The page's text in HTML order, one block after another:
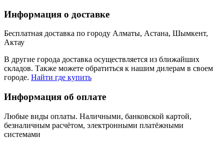
Информация о доставке
Бесплатная доставка по городу Алматы, Астана, Шымкент,
Актау
В другие города доставка осуществляется из ближайших
складов. Также можете обратиться к нашим дилерам в своем
городе. Найти где купить
Информация об оплате
Любые виды оплаты. Наличными, банковской картой,
безналичным расчётом, электронными платёжными
системами